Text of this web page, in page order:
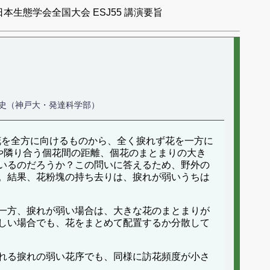
本生態学会全国大会 ESJ55 講演要旨
神戸大・発達科学部）
全方に向けるものから、全く捩れず花を一方に
り合う個花間の距離、個花のまとまりの大き
るのだろうか？この問いに答えるため、野外の
結果、花粉塊の持ち去りは、捩れが弱いうちは
方、捩れが弱い場合は、大きな花のまとまりが
い場合でも、花をまとめて配置するか分散して
捩れの弱い花序でも、同様に訪花頻度が小さ